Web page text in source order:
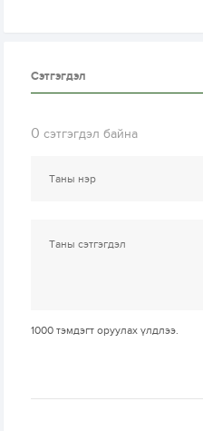
Сэтгэгдэл
0 сэтгэгдэл байна
1000 тэмдэгт оруулах үлдлээ.